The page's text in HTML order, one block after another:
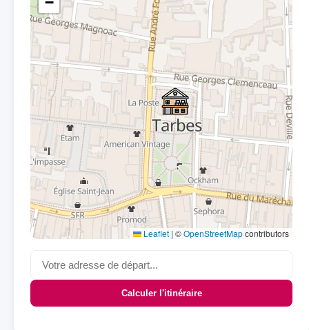
Leaflet | ©OpenStreetMapcontributors
Calculer l'itinéraire